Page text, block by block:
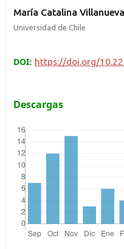
María Catalina
Universidad de Chile
DOI: https://doi.org/
Descargas